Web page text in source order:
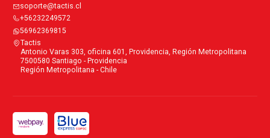
soporte@tactis.cl
+56232249572
56962369815
Tactis
Antonio Varas 303, oficina 601, Providencia, Región Metropolitana
7500580 Santiago - Providencia
Región Metropolitana - Chile